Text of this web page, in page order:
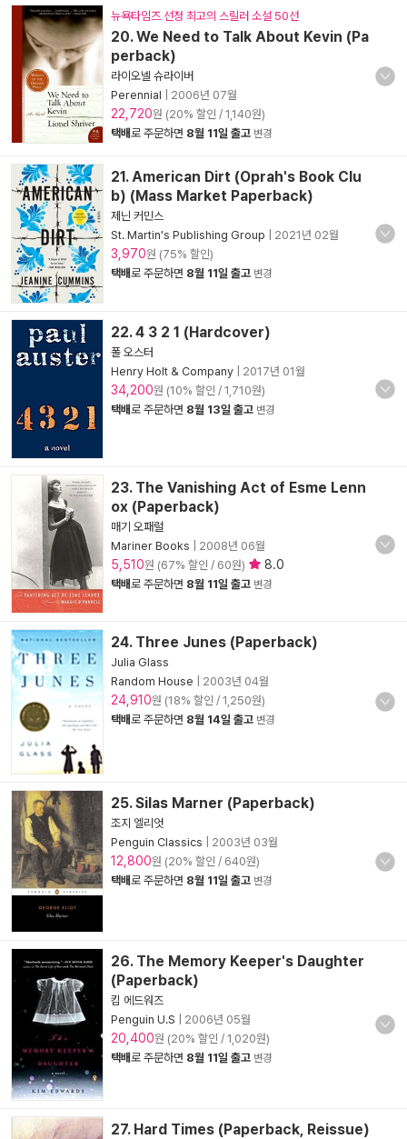
뉴욕타임즈 선정 최고의 스릴러 소설 50선
20. We Need to Talk About Kevin (Pa
perback)
라이오넬 슈라이버
Perennial
2006년 07월
22,720원 (20% 할인 / 1,140원)
택배로 주문하면 8월 11일 출고 변경
21. American Dirt (Oprah's Book Clu
b) (Mass Market Paperback)
제닌 커민스
St. Martin's Publishing Group
2021년 02월
3,970원 (75% 할인)
택배로 주문하면 8월 11일 출고 변경
22. 4 3 2 1 (Hardcover)
폴 오스터
Henry Holt & Company
2017년 01월
34,200원 (10% 할인 / 1,710원)
택배로 주문하면 8월 13일 출고 변경
23. The Vanishing Act of Esme Lenn
ox (Paperback)
매기 오패럴
Mariner Books
2008년 06월
5,510원 (67% 할인 / 60원) 8.0
택배로 주문하면 8월 11일 출고 변경
24. Three Junes (Paperback)
Julia Glass
Random House
2003년 04월
24,910원 (18% 할인 / 1,250원)
택배로 주문하면 8월 14일 출고 변경
25. Silas Marner (Paperback)
조지 엘리엇
Penguin Classics
2003년 03월
12,800원 (20% 할인 / 640원)
택배로 주문하면 8월 11일 출고 변경
26. The Memory Keeper's Daughter
(Paperback)
킴 에드워즈
Penguin U.S
2006년 05월
20,400원 (20% 할인 / 1,020원)
택배로 주문하면 8월 11일 출고 변경
27. Hard Times (Paperback, Reissue)